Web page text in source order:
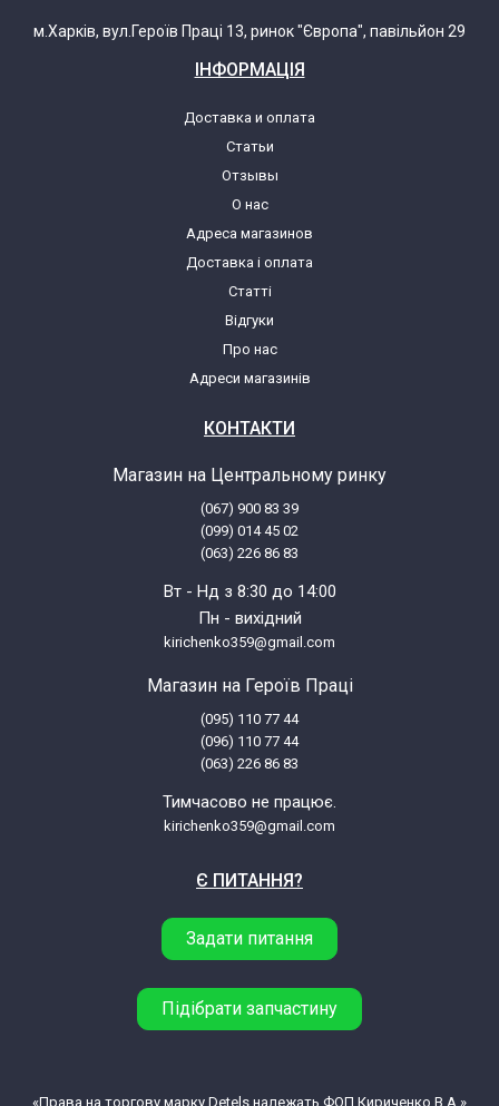
м.Харків, вул.Героїв Праці 13, ринок "Європа", павільйон 29
ІНФОРМАЦІЯ
Доставка и оплата
Статьи
Отзывы
О нас
Адреса магазинов
Доставка і оплата
Статті
Відгуки
Про нас
Адреси магазинів
КОНТАКТИ
Магазин на Центральному ринку
(067) 900 83 39
(099) 014 45 02
(063) 226 86 83
Вт - Нд з 8:30 до 14:00
Пн - вихідний
kirichenko359@gmail.com
Магазин на Героїв Праці
(095) 110 77 44
(096) 110 77 44
(063) 226 86 83
Тимчасово не працює.
kirichenko359@gmail.com
Є ПИТАННЯ?
Задати питання
Підібрати запчастину
«Права на торгову марку Detels належать ФОП Кириченко В.А.»